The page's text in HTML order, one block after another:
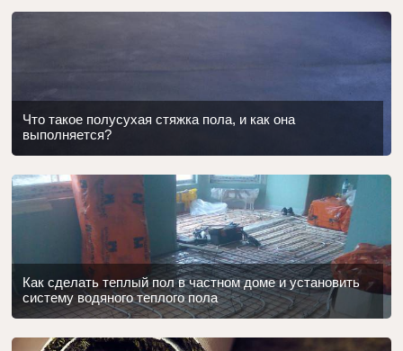
Что такое полусухая стяжка пола, и как она
выполняется?
Как сделать теплый пол в частном доме и установить
систему водяного теплого пола